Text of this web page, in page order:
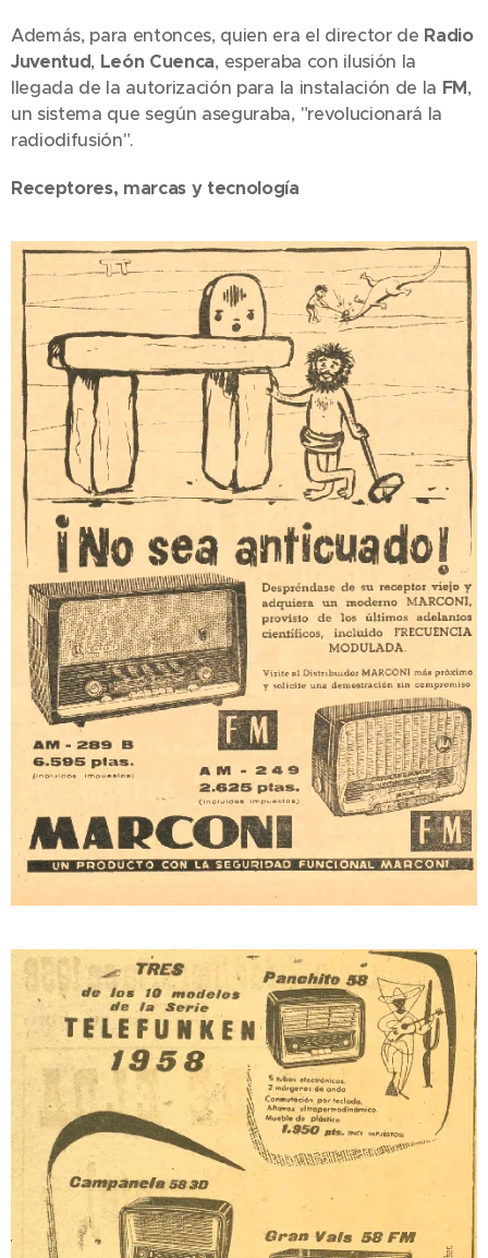
Además, para entonces, quien era el director de Radio
Juventud, León Cuenca, esperaba con ilusión la
llegada de la autorización para la instalación de la FM,
un sistema que según aseguraba, "revolucionará la
radiodifusión".
Receptores, marcas y tecnología